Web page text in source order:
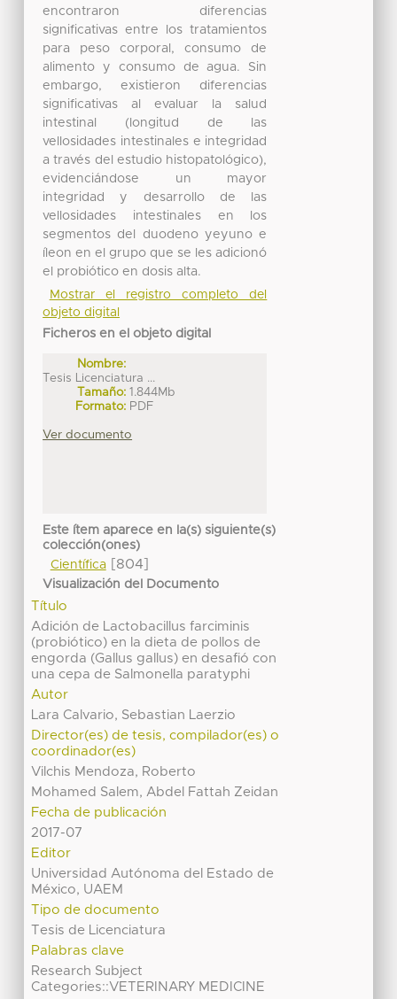
encontraron diferencias
significativas entre los tratamientos
para peso corporal, consumo de
alimento y consumo de agua. Sin
embargo, existieron diferencias
significativas al evaluar la salud
intestinal (longitud de las
vellosidades intestinales e integridad
a través del estudio histopatológico),
evidenciándose un mayor
integridad y desarrollo de las
vellosidades intestinales en los
segmentos del duodeno yeyuno e
íleon en el grupo que se les adicionó
el probiótico en dosis alta.
Mostrar el registro completo del
objeto digital
Ficheros en el objeto digital
Nombre:
Tesis Licenciatura ...
Tamaño: 1.844Mb
Formato: PDF
Ver documento
Este ítem aparece en la(s) siguiente(s)
colección(ones)
Científica[804]
Visualización del Documento
Título
Adición de Lactobacillus farciminis
(probiótico) en la dieta de pollos de
engorda (Gallus gallus) en desafió con
una cepa de Salmonella paratyphi
Autor
Lara Calvario, Sebastian Laerzio
Director(es) de tesis, compilador(es) o
coordinador(es)
Vilchis Mendoza, Roberto
Mohamed Salem, Abdel Fattah Zeidan
Fecha de publicación
2017-07
Editor
Universidad Autónoma del Estado de
México, UAEM
Tipo de documento
Tesis de Licenciatura
Palabras clave
Research Subject
Categories::VETERINARY MEDICINE